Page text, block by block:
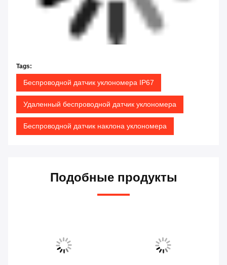
Tags:
Беспроводной датчик уклономера IP67
Удаленный беспроводной датчик уклономера
Беспроводной датчик наклона уклономера
Подобные продукты